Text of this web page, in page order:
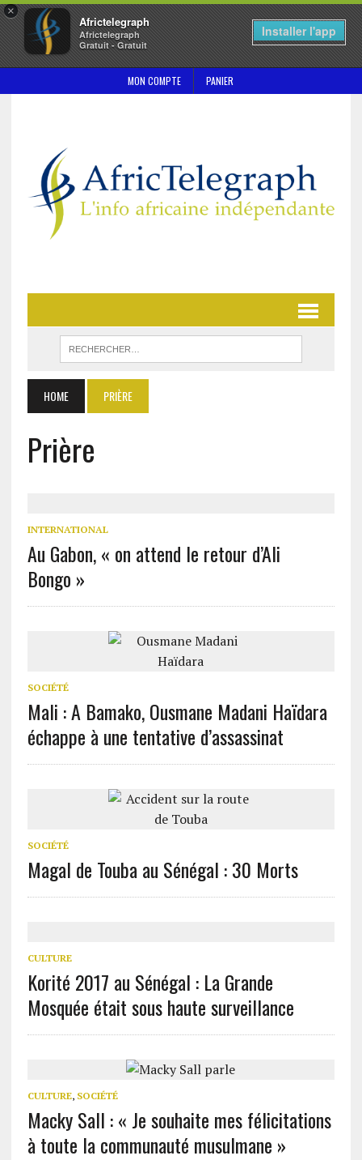
×
Africtelegraph
Africtelegraph
Gratuit - Gratuit
Installer l'app
MON COMPTE PANIER
HOME PRIÈRE
Prière
INTERNATIONAL
Au Gabon, « on attend le retour d’Ali
Bongo »
SOCIÉTÉ
Mali : A Bamako, Ousmane Madani Haïdara
échappe à une tentative d’assassinat
SOCIÉTÉ
Magal de Touba au Sénégal : 30 Morts
CULTURE
Korité 2017 au Sénégal : La Grande
Mosquée était sous haute surveillance
CULTURE, SOCIÉTÉ
Macky Sall : « Je souhaite mes félicitations
à toute la communauté musulmane »